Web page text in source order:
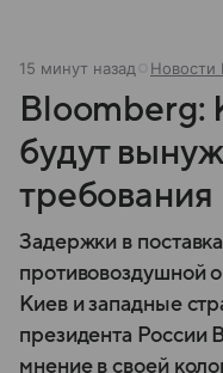
15 минут назад Новости
Bloomberg:
будут
Задержки в
противовоздушной
Киев и западные
президента России
мнение в своей